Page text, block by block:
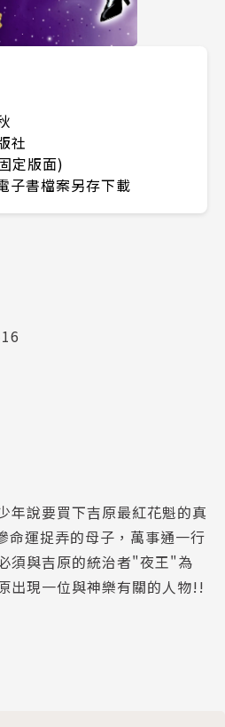
社
定版面)
子書檔案另存下載
年說要買下吉原最紅花魁的真
命運捉弄的母子，萬事通一行
須與吉原的統治者"夜王"為
出現一位與神樂有關的人物!!